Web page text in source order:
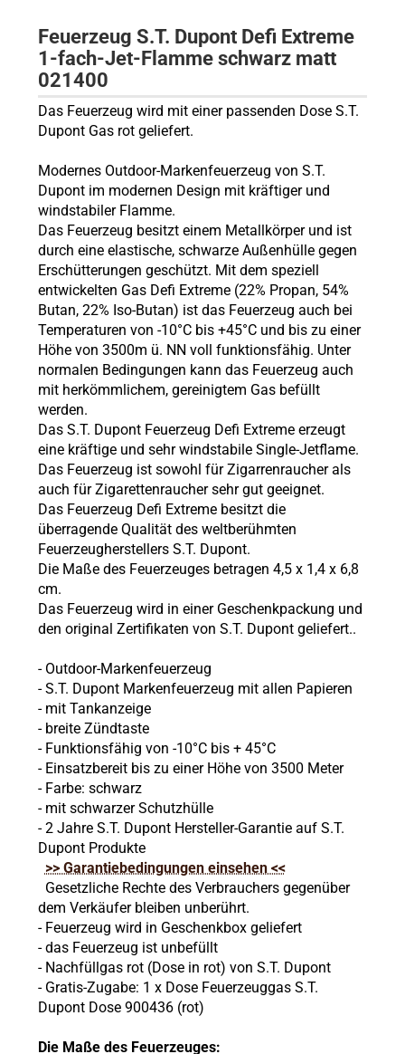
Feuerzeug S.T. Dupont Defi Extreme
1-fach-Jet-Flamme schwarz matt
021400
Das Feuerzeug wird mit einer passenden Dose S.T.
Dupont Gas rot geliefert.
Modernes Outdoor-Markenfeuerzeug von S.T.
Dupont im modernen Design mit kräftiger und
windstabiler Flamme.
Das Feuerzeug besitzt einem Metallkörper und ist
durch eine elastische, schwarze Außenhülle gegen
Erschütterungen geschützt. Mit dem speziell
entwickelten Gas Defi Extreme (22% Propan, 54%
Butan, 22% Iso-Butan) ist das Feuerzeug auch bei
Temperaturen von -10°C bis +45°C und bis zu einer
Höhe von 3500m ü. NN voll funktionsfähig. Unter
normalen Bedingungen kann das Feuerzeug auch
mit herkömmlichem, gereinigtem Gas befüllt
werden.
Das S.T. Dupont Feuerzeug Defi Extreme erzeugt
eine kräftige und sehr windstabile Single-Jetflame.
Das Feuerzeug ist sowohl für Zigarrenraucher als
auch für Zigarettenraucher sehr gut geeignet.
Das Feuerzeug Defi Extreme besitzt die
überragende Qualität des weltberühmten
Feuerzeugherstellers S.T. Dupont.
Die Maße des Feuerzeuges betragen 4,5 x 1,4 x 6,8
cm.
Das Feuerzeug wird in einer Geschenkpackung und
den original Zertifikaten von S.T. Dupont geliefert..
- Outdoor-Markenfeuerzeug
- S.T. Dupont Markenfeuerzeug mit allen Papieren
- mit Tankanzeige
- breite Zündtaste
- Funktionsfähig von -10°C bis + 45°C
- Einsatzbereit bis zu einer Höhe von 3500 Meter
- Farbe: schwarz
- mit schwarzer Schutzhülle
- 2 Jahre S.T. Dupont Hersteller-Garantie auf S.T.
Dupont Produkte
>> Garantiebedingungen einsehen <<
Gesetzliche Rechte des Verbrauchers gegenüber
dem Verkäufer bleiben unberührt.
- Feuerzeug wird in Geschenkbox geliefert
- das Feuerzeug ist unbefüllt
- Nachfüllgas rot (Dose in rot) von S.T. Dupont
- Gratis-Zugabe: 1 x Dose Feuerzeuggas S.T.
Dupont Dose 900436 (rot)
Die Maße des Feuerzeuges: